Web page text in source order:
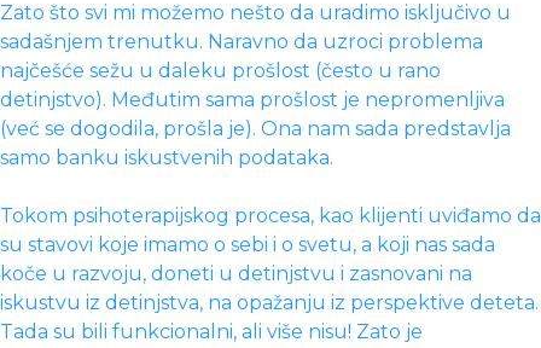
Zato što svi mi možemo nešto da uradimo isključivo u
sadašnjem trenutku. Naravno da uzroci problema
najčešće sežu u daleku prošlost (često u rano
detinjstvo). Međutim sama prošlost je nepromenljiva
(već se dogodila, prošla je). Ona nam sada predstavlja
samo banku iskustvenih podataka.
Tokom psihoterapijskog procesa, kao klijenti uviđamo da
su stavovi koje imamo o sebi i o svetu, a koji nas sada
koče u razvoju, doneti u detinjstvu i zasnovani na
iskustvu iz detinjstva, na opažanju iz perspektive deteta.
Tada su bili funkcionalni, ali više nisu! Zato je